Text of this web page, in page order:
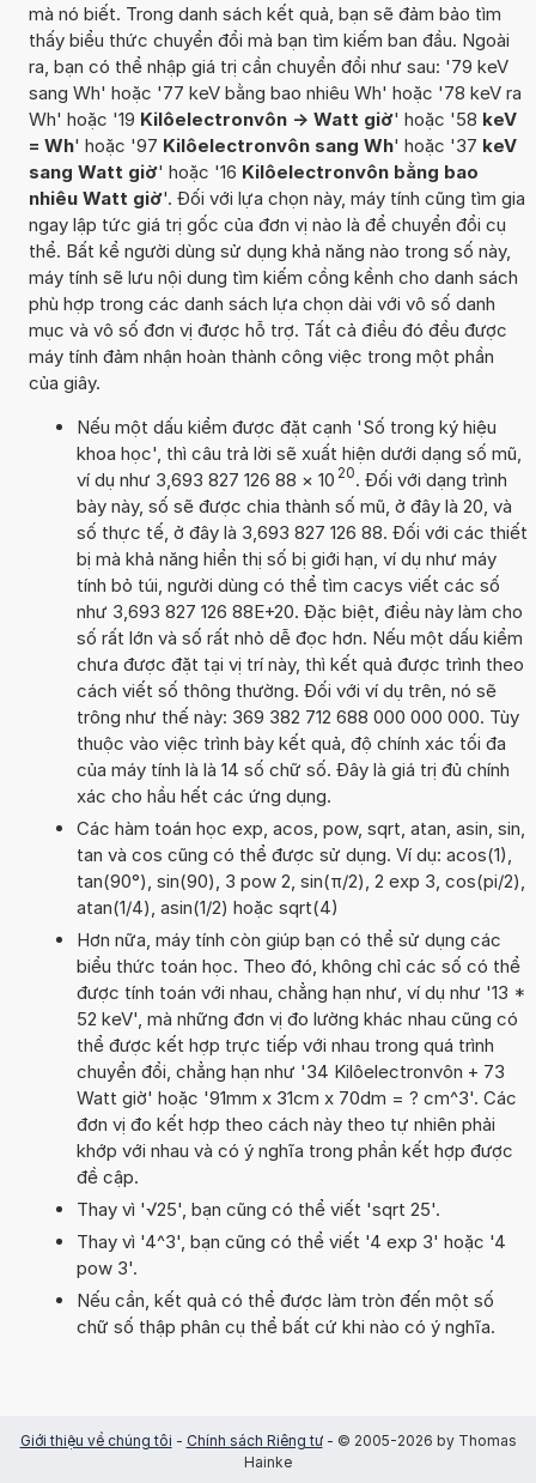
mà nó biết. Trong danh sách kết quả, bạn sẽ đảm bảo tìm
thấy biểu thức chuyển đổi mà bạn tìm kiếm ban đầu. Ngoài
ra, bạn có thể nhập giá trị cần chuyển đổi như sau: '79 keV
sang Wh' hoặc '77 keV bằng bao nhiêu Wh' hoặc '78 keV ra
Wh' hoặc '19 Kilôelectronvôn -> Watt giờ' hoặc '58 keV
= Wh' hoặc '97 Kilôelectronvôn sang Wh' hoặc '37 keV
sang Watt giờ' hoặc '16 Kilôelectronvôn bằng bao
nhiêu Watt giờ'. Đối với lựa chọn này, máy tính cũng tìm gia
ngay lập tức giá trị gốc của đơn vị nào là để chuyển đổi cụ
thể. Bất kể người dùng sử dụng khả năng nào trong số này,
máy tính sẽ lưu nội dung tìm kiếm cồng kềnh cho danh sách
phù hợp trong các danh sách lựa chọn dài với vô số danh
mục và vô số đơn vị được hỗ trợ. Tất cả điều đó đều được
máy tính đảm nhận hoàn thành công việc trong một phần
của giây.
Nếu một dấu kiểm được đặt cạnh 'Số trong ký hiệu
khoa học', thì câu trả lời sẽ xuất hiện dưới dạng số mũ,
ví dụ như 3,693 827 126 88 × 10 20. Đối với dạng trình
bày này, số sẽ được chia thành số mũ, ở đây là 20, và
số thực tế, ở đây là 3,693 827 126 88. Đối với các thiết
bị mà khả năng hiển thị số bị giới hạn, ví dụ như máy
tính bỏ túi, người dùng có thể tìm cacys viết các số
như 3,693 827 126 88E+20. Đặc biệt, điều này làm cho
số rất lớn và số rất nhỏ dễ đọc hơn. Nếu một dấu kiểm
chưa được đặt tại vị trí này, thì kết quả được trình theo
cách viết số thông thường. Đối với ví dụ trên, nó sẽ
trông như thế này: 369 382 712 688 000 000 000. Tùy
thuộc vào việc trình bày kết quả, độ chính xác tối đa
của máy tính là là 14 số chữ số. Đây là giá trị đủ chính
xác cho hầu hết các ứng dụng.
Các hàm toán học exp, acos, pow, sqrt, atan, asin, sin,
tan và cos cũng có thể được sử dụng. Ví dụ: acos(1),
tan(90°), sin(90), 3 pow 2, sin(π/2), 2 exp 3, cos(pi/2),
atan(1/4), asin(1/2) hoặc sqrt(4)
Hơn nữa, máy tính còn giúp bạn có thể sử dụng các
biểu thức toán học. Theo đó, không chỉ các số có thể
được tính toán với nhau, chẳng hạn như, ví dụ như '13 *
52 keV', mà những đơn vị đo lường khác nhau cũng có
thể được kết hợp trực tiếp với nhau trong quá trình
chuyển đổi, chẳng hạn như '34 Kilôelectronvôn + 73
Watt giờ' hoặc '91mm x 31cm x 70dm = ? cm^3'. Các
đơn vị đo kết hợp theo cách này theo tự nhiên phải
khớp với nhau và có ý nghĩa trong phần kết hợp được
đề cập.
Thay vì '√25', bạn cũng có thể viết 'sqrt 25'.
Thay vì '4^3', bạn cũng có thể viết '4 exp 3' hoặc '4
pow 3'.
Nếu cần, kết quả có thể được làm tròn đến một số
chữ số thập phân cụ thể bất cứ khi nào có ý nghĩa.
Giới thiệu về chúng tôi - Chính sách Riêng tư- © 2005-2026 by Thomas
Hainke